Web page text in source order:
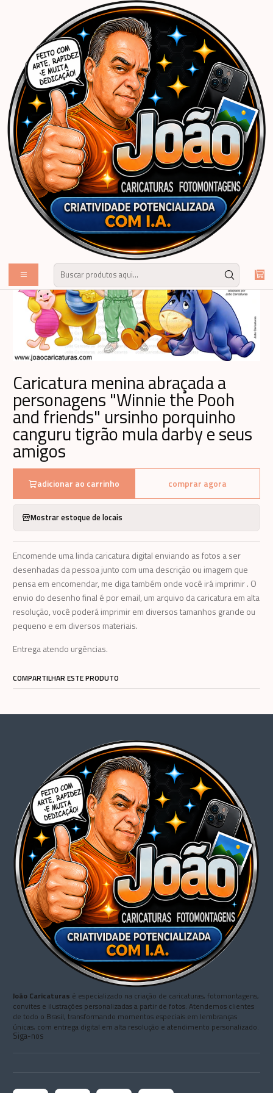
Caricaturas Personalizadas | João Caricaturas Criança
Caricatura menina abraçada a personagens "Winnie the Pooh and friends"
ursinho porquinho canguru tigrão mula darby e seus amigos
Caricatura menina abraçada a
personagens "Winnie the Pooh
and friends" ursinho porquinho
canguru tigrão mula darby e seus
amigos
adicionar ao carrinho comprar agora
Mostrar estoque de locais
Encomende uma linda caricatura digital enviando as fotos a ser
desenhadas da pessoa junto com uma descrição ou imagem que
pensa em encomendar, me diga também onde você irá imprimir . O
envio do desenho final é por email, um arquivo da caricatura em alta
resolução, você poderá imprimir em diversos tamanhos grande ou
pequeno e em diversos materiais.
Entrega atendo urgências.
COMPARTILHAR ESTE PRODUTO
João Caricaturas é especializado na criação de caricaturas, fotomontagens,
convites e ilustrações personalizadas a partir de fotos. Atendemos clientes
de todo o Brasil, transformando momentos especiais em lembranças
únicas, com entrega digital em alta resolução e atendimento personalizado.
Siga-nos